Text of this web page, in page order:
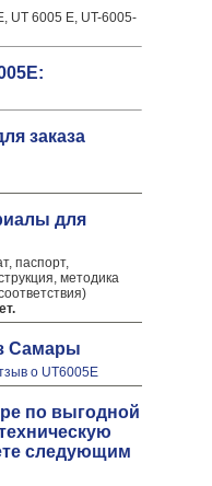
UT 6005 E, UT-6005-
заказа
для
паспорт,
методика
Самары
о UT6005E
по выгодной
следующим